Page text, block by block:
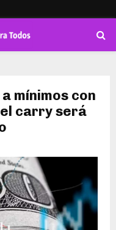
mínimos con
carry será